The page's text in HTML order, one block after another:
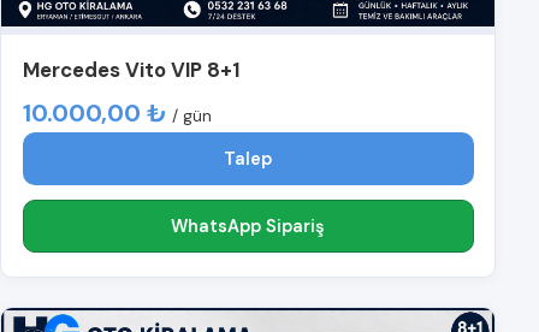
Mercedes Vito VIP 8+1
10.000,00 ₺ / gün
Talep
WhatsApp Sipariş